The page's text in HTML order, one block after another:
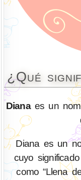
¿Qué
Dianaes un
Diana es un
cuyo
como “Llena